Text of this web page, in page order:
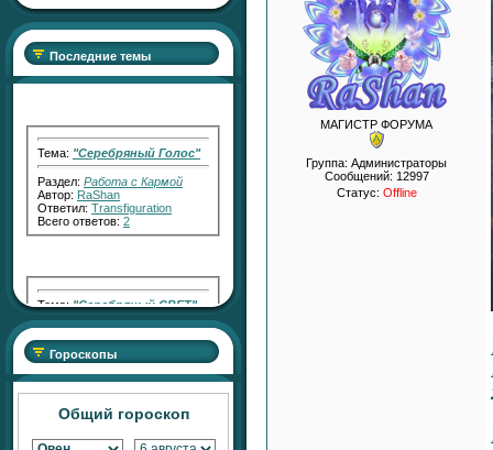
Последние темы
Тема:"Серебряный Голос"
Раздел:Работа с Кармой
Ответил:Transfiguration
Всего ответов:
Раздел:Работа с Кармой
Автор:RaShan
Ответил:Transfiguration
Всего ответов:
Гороскопы
Общий гороскоп
МАГИСТР ФОРУМА
Группа: Администраторы
Сообщений: 12997
Статус: Offline